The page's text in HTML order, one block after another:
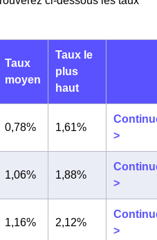
Taux
moyen
Taux le
plus
haut
0,78% 1,61%
>
1,06% 1,88%
>
1,16% 2,12%
>